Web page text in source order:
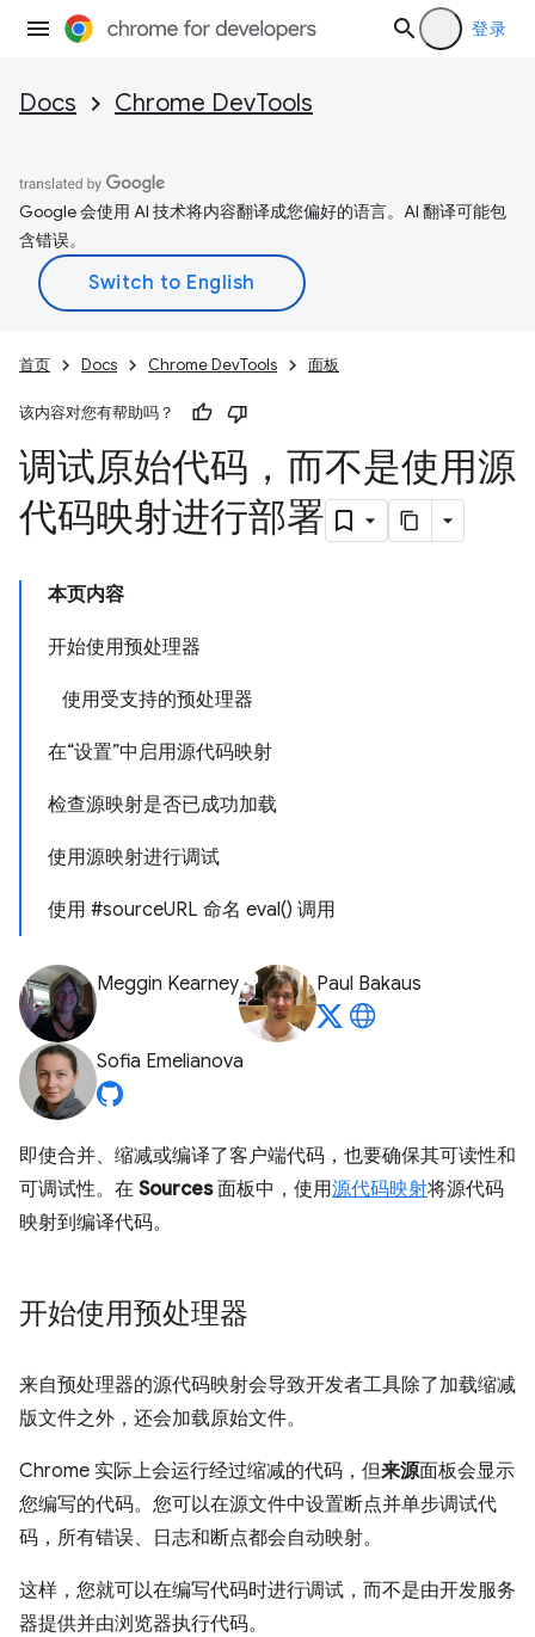
登录
Docs Chrome DevTools
Google 会使用 AI 技术将内容翻译成您偏好的语言。AI 翻译可能包
含错误。
首页 Docs Chrome DevTools 面板
该内容对您有帮助吗？
调试原始代码，而不是使用源
代码映射进行部署
本页内容
开始使用预处理器
使用受支持的预处理器
在“设置”中启用源代码映射
检查源映射是否已成功加载
使用源映射进行调试
使用 #sourceURL 命名 eval() 调用
Meggin Kearney Paul Bakaus
Sofia Emelianova
即使合并、缩减或编译了客户端代码，也要确保其可读性和
可调试性。在 Sources面板中，使用源代码映射将源代码
映射到编译代码。
开始使用预处理器
来自预处理器的源代码映射会导致开发者工具除了加载缩减
版文件之外，还会加载原始文件。
Chrome 实际上会运行经过缩减的代码，但来源面板会显示
您编写的代码。您可以在源文件中设置断点并单步调试代
码，所有错误、日志和断点都会自动映射。
这样，您就可以在编写代码时进行调试，而不是由开发服务
器提供并由浏览器执行代码。